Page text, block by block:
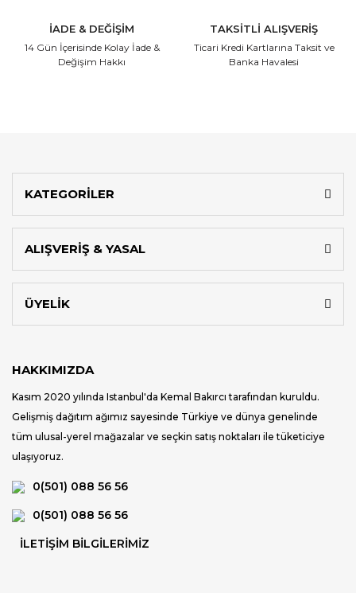
İADE & DEĞİŞİM
14 Gün İçerisinde Kolay İade &
Değişim Hakkı
TAKSİTLİ ALIŞVERİŞ
Ticari Kredi Kartlarına Taksit ve
Banka Havalesi
KATEGORİLER
ALIŞVERİŞ & YASAL
ÜYELİK
HAKKIMIZDA
Kasım 2020 yılında Istanbul'da Kemal Bakırcı tarafından kuruldu.
Gelişmiş dağıtım ağımız sayesinde Türkiye ve dünya genelinde
tüm ulusal-yerel mağazalar ve seçkin satış noktaları ile tüketiciye
ulaşıyoruz.
0(501) 088 56 56
0(501) 088 56 56
İLETİŞİM BİLGİLERİMİZ